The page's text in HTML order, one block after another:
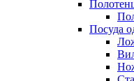
Посуда